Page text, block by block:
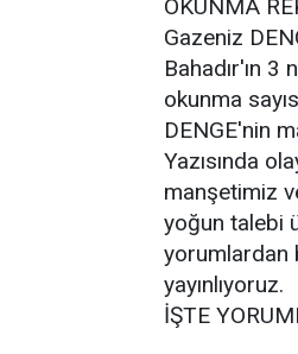
OKUNMA
Gazeniz
Bahadır'ın
okunma
DENGE'nin
Yazısında
manşetimiz
yoğun talebi
yorumlardan
yayınlıyoruz.
İŞTE